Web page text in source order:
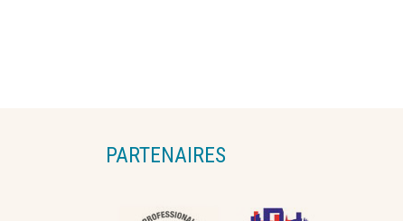
PARTENAIRES